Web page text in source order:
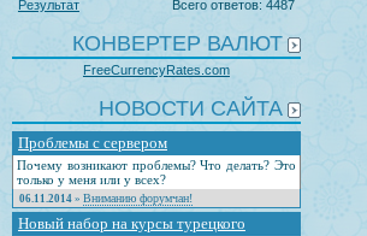
Результат Всего ответов: 4487
КОНВЕРТЕР ВАЛЮТ
FreeCurrencyRates.com
НОВОСТИ САЙТА
Проблемы с сервером
Почему возникают проблемы? Что делать? Это
только у меня или у всех?
06.11.2014 » Вниманию форумчан!
Новый набор на курсы турецкого